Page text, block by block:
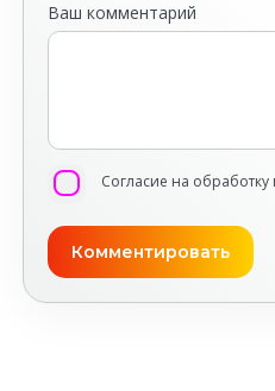
Ваш комментарий
Согласие на